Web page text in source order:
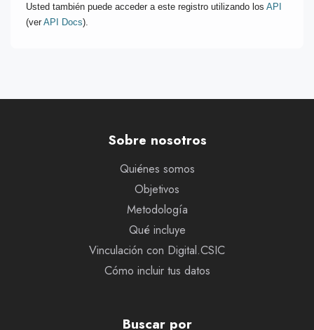
Usted también puede acceder a este registro utilizando los API
(ver API Docs).
Sobre nosotros
Quiénes somos
Objetivos
Metodología
Qué incluye
Vinculación con Digital.CSIC
Cómo incluir tus datos
Buscar por